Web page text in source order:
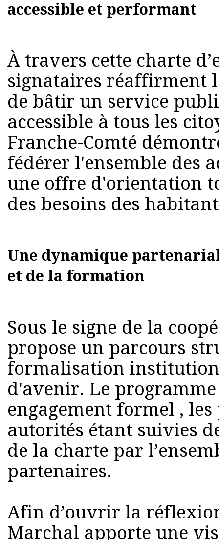
accessible et performant
À travers cette charte
signataires réaffirment
de bâtir un service
accessible à tous les
Franche-Comté
fédérer l'ensemble des
une offre d'orientation
des besoins des
Une dynamique
et de la formation
Sous le signe de la
propose un parcours
formalisation
d'avenir. Le
engagement formel ,
autorités étant suivies
de la charte par
partenaires.
Afin d’ouvrir la
Marchal apporte une